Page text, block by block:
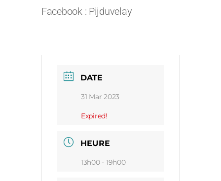
Facebook : Pijduvelay
DATE
31 Mar 2023
Expired!
HEURE
13h00 - 19h00